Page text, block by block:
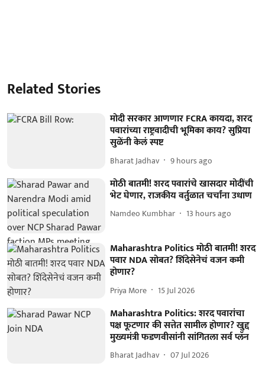
Related Stories
मोदी सरकार आणणार FCRA कायदा, शरद
पवारांच्या राष्ट्रवादीची भूमिका काय? सुप्रिया
सुळेंनी केलं स्पष्ट
Bharat Jadhav 9 hours ago
मोठी बातमी! शरद पवारांचे खासदार मोदींची
भेट घेणार, राजकीय वर्तुळात चर्चांना उधाण
Namdeo Kumbhar 13 hours ago
Maharashtra Politics मोठी बातमी! शरद
पवार NDA सोबत? शिंदेसेनेचं वजन कमी
होणार?
Priya More 15 Jul 2026
Maharashtra Politics: शरद पवारांचा
पक्ष फूटणार की सत्तेत सामील होणार? खुद्द
मुख्यमंत्री फडणवीसांनी सांगितला सर्व प्लॅन
Bharat Jadhav 07 Jul 2026